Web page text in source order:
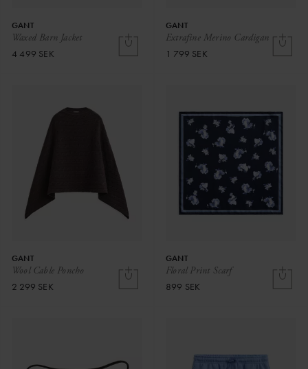
Waxed Barn Jacket
GANT
4 499 SEK
Extrafine Merino Cardigan
GANT
1 799 SEK
Wool Cable Poncho
GANT
2 299 SEK
Floral Print Scarf
GANT
899 SEK